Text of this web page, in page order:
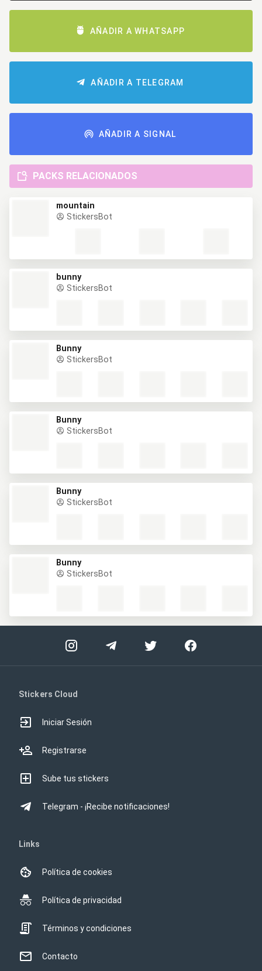
AÑADIR A WHATSAPP
AÑADIR A TELEGRAM
AÑADIR A SIGNAL
PACKS RELACIONADOS
mountain
StickersBot
bunny
StickersBot
Bunny
StickersBot
Bunny
StickersBot
Bunny
StickersBot
Bunny
StickersBot
Stickers Cloud
Iniciar Sesión
Registrarse
Sube tus stickers
Telegram - ¡Recibe notificaciones!
Links
Política de cookies
Política de privacidad
Términos y condiciones
Contacto